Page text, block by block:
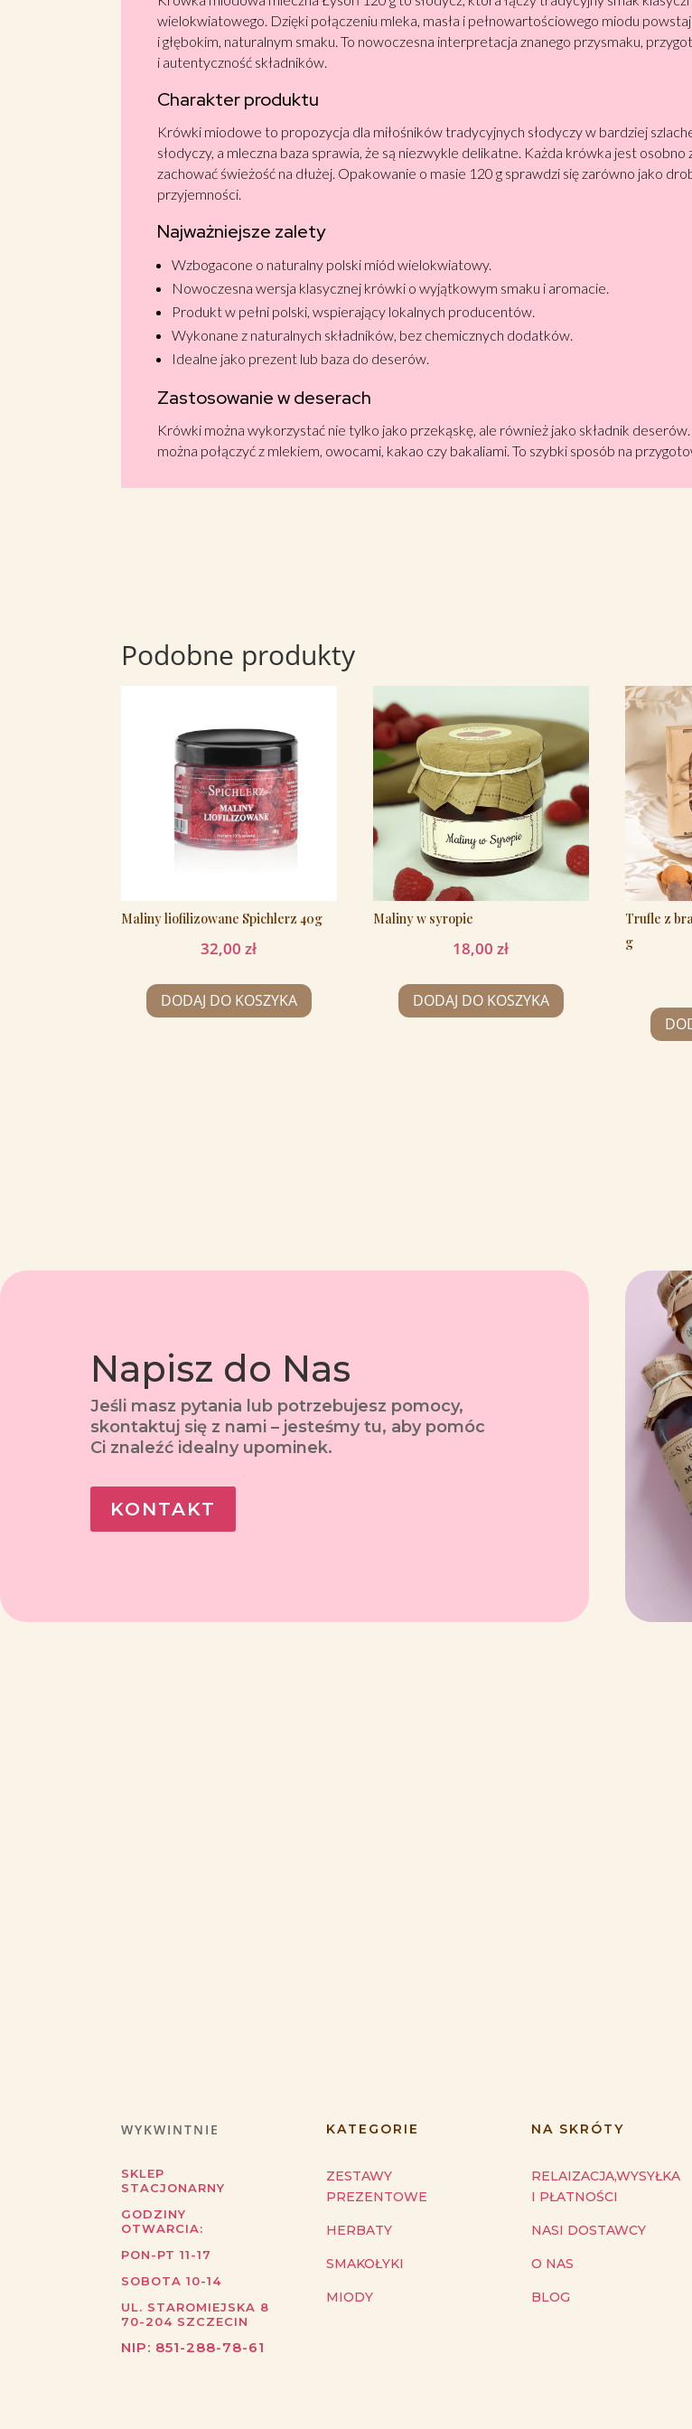
wielokwiatowego. Dzięki połączeniu mleka, masła i pełnowartościowego miodu
i głębokim, naturalnym smaku. To nowoczesna interpretacja znanego przysmaku,
i autentyczność składników.
Charakter produktu
Krówki miodowe to propozycja dla miłośników tradycyjnych słodyczy w bardziej
słodyczy, a mleczna baza sprawia, że są niezwykle delikatne. Każda krówka jest
zachować świeżość na dłużej. Opakowanie o masie 120 g sprawdzi się zarówno jako
przyjemności.
Najważniejsze zalety
Wzbogacone o naturalny polski miód wielokwiatowy.
Nowoczesna wersja klasycznej krówki o wyjątkowym smaku i aromacie.
Produkt w pełni polski, wspierający lokalnych producentów.
Wykonane z naturalnych składników, bez chemicznych dodatków.
Idealne jako prezent lub baza do deserów.
Zastosowanie w deserach
Krówki można wykorzystać nie tylko jako przekąskę, ale również jako składnik
można połączyć z mlekiem, owocami, kakao czy bakaliami. To szybki sposób na
Podobne produkty
Maliny liofilizowane Spichlerz 40g
32,00zł
DODAJ DO KOSZYKA
Maliny w syropie
18,00zł
DODAJ DO KOSZYKA
Trufle z
g
Napisz do Nas
Jeśli masz pytania lub potrzebujesz pomocy,
skontaktuj się z nami – jesteśmy tu, aby pomóc
Ci znaleźć idealny upominek.
KONTAKT
WYKWINTNIE
SKLEP
STACJONARNY
GODZINY
OTWARCIA:
PON-PT 11-17
SOBOTA 10-14
UL. STAROMIEJSKA 8
70-204 SZCZECIN
NIP: 851-288-78-61
KATEGORIE
ZESTAWY
PREZENTOWE
HERBATY
SMAKOŁYKI
MIODY
NA SKRÓTY
RELAIZACJA,WYSYŁKA
I PŁATNOŚCI
NASI DOSTAWCY
O NAS
BLOG